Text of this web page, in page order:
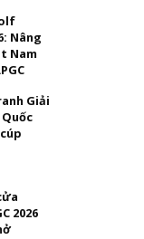
Nâng
Nam
Giải
2026